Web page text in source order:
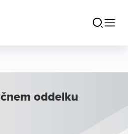
oddelku